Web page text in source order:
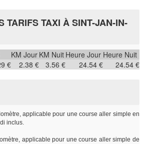
TARIFS TAXI À SINT-JAN-IN-
KM Jour KM Nuit Heure Jour Heure Nuit
€ 2.38 € 3.56 € 24.54 € 24.54 €
applicable pour une course aller simple en
inclus.
applicable pour une course aller simple de